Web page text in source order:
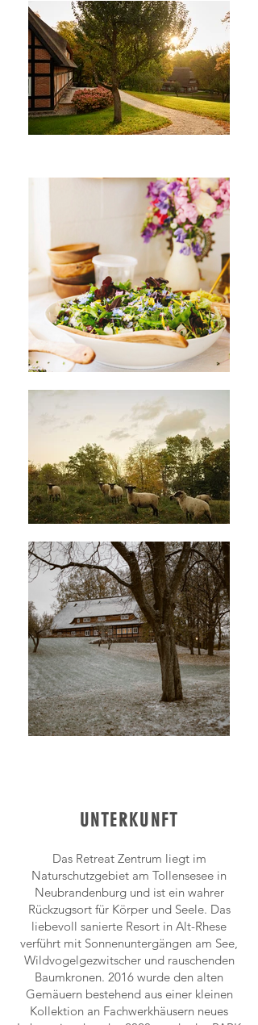
UNTERKUNFT
Das Retreat Zentrum liegt im
Naturschutzgebiet am Tollensesee in
Neubrandenburg und ist ein wahrer
Rückzugsort für Körper und Seele. Das
liebevoll sanierte Resort in Alt-Rhese
verführt mit Sonnenuntergängen am See,
Wildvogelgezwitscher und rauschenden
Baumkronen. 2016 wurde den alten
Gemäuern bestehend aus einer kleinen
Kollektion an Fachwerkhäusern neues